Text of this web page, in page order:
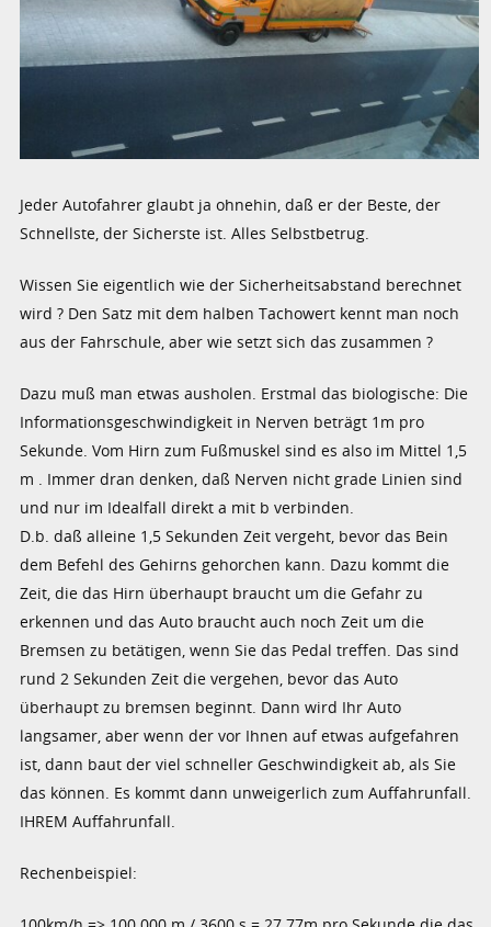
Jeder Autofahrer glaubt ja ohnehin, daß er der Beste, der
Schnellste, der Sicherste ist. Alles Selbstbetrug.
Wissen Sie eigentlich wie der Sicherheitsabstand berechnet
wird ? Den Satz mit dem halben Tachowert kennt man noch
aus der Fahrschule, aber wie setzt sich das zusammen ?
Dazu muß man etwas ausholen. Erstmal das biologische: Die
Informationsgeschwindigkeit in Nerven beträgt 1m pro
Sekunde. Vom Hirn zum Fußmuskel sind es also im Mittel 1,5
m . Immer dran denken, daß Nerven nicht grade Linien sind
und nur im Idealfall direkt a mit b verbinden.
D.b. daß alleine 1,5 Sekunden Zeit vergeht, bevor das Bein
dem Befehl des Gehirns gehorchen kann. Dazu kommt die
Zeit, die das Hirn überhaupt braucht um die Gefahr zu
erkennen und das Auto braucht auch noch Zeit um die
Bremsen zu betätigen, wenn Sie das Pedal treffen. Das sind
rund 2 Sekunden Zeit die vergehen, bevor das Auto
überhaupt zu bremsen beginnt. Dann wird Ihr Auto
langsamer, aber wenn der vor Ihnen auf etwas aufgefahren
ist, dann baut der viel schneller Geschwindigkeit ab, als Sie
das können. Es kommt dann unweigerlich zum Auffahrunfall.
IHREM Auffahrunfall.
Rechenbeispiel: